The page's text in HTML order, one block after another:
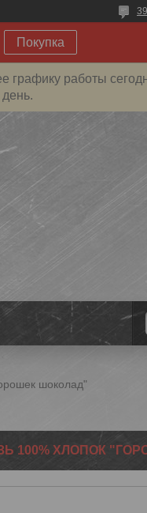
Покупка
графику работы
шоколад"
100% ХЛОПОК